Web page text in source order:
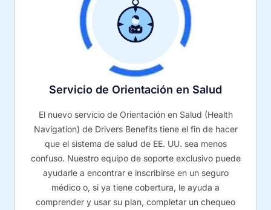
Servicio de Orientación en Salud
El nuevo servicio de Orientación en Salud (Health
Navigation) de Drivers Benefits tiene el fin de hacer
que el sistema de salud de EE. UU. sea menos
confuso. Nuestro equipo de soporte exclusivo puede
ayudarle a encontrar e inscribirse en un seguro
médico o, si ya tiene cobertura, le ayuda a
comprender y usar su plan, completar un chequeo